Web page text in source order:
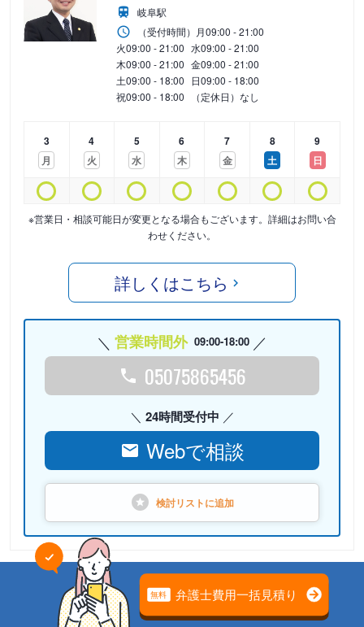
岐阜駅
（受付時間） 月09:00 - 21:00
火09:00 - 21:00 水09:00 - 21:00
木09:00 - 21:00 金09:00 - 21:00
土09:00 - 18:00 日09:00 - 18:00
祝09:00 - 18:00 （定休日）なし
3
月
4
火
5
水
6
木
7
金
8
土
9
日
※営業日・相談可能日が変更となる場合もございます。詳細はお問い合
わせください。
詳しくはこちら
営業時間外 09:00-18:00
05075865456
24時間受付中
Webで相談
検討リストに追加
弁護士法人心 名古屋法律事務
PR